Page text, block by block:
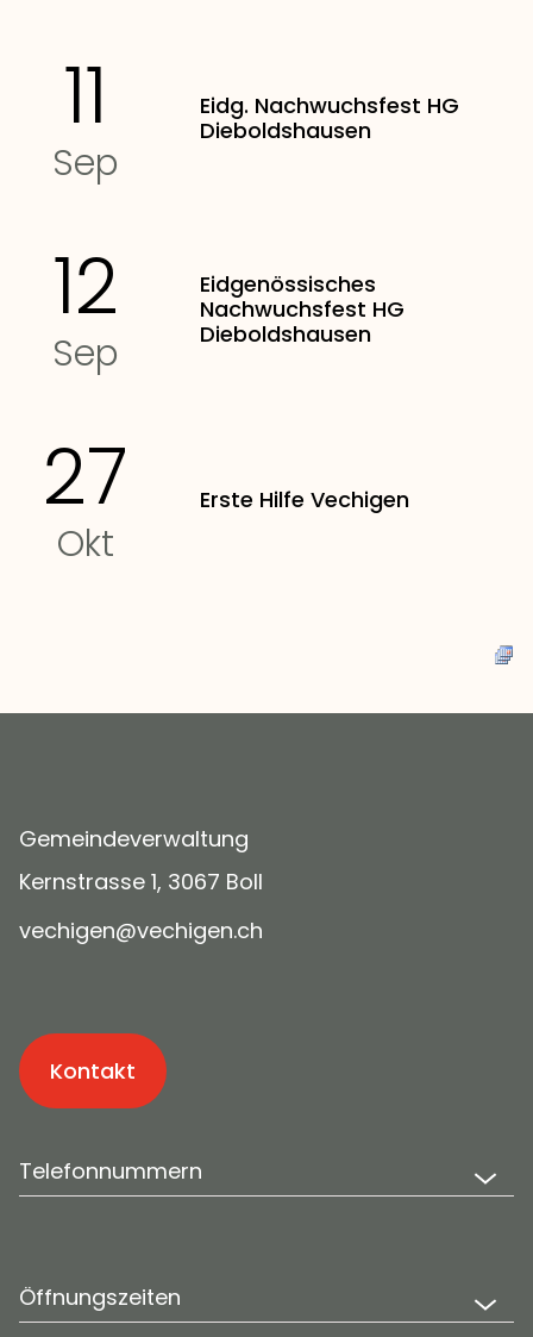
11
Sep
Eidg. Nachwuchsfest HG
Dieboldshausen
12
Sep
Eidgenössisches
Nachwuchsfest HG
Dieboldshausen
27
Okt
Erste Hilfe Vechigen
Gemeindeverwaltung
Kernstrasse 1, 3067 Boll
v ch g n v ch g n ch
Kontakt
Telefonnummern
Öffnungszeiten